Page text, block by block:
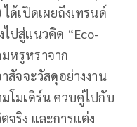
ด้เปิดเผยถึงเทรนด์
ปสู่แนวคิด “Eco-
หรูหราจาก
สัจจะวัสดุอย่างงาน
โมเดิร์น ควบคู่ไปกับ
ริง และการแต่ง